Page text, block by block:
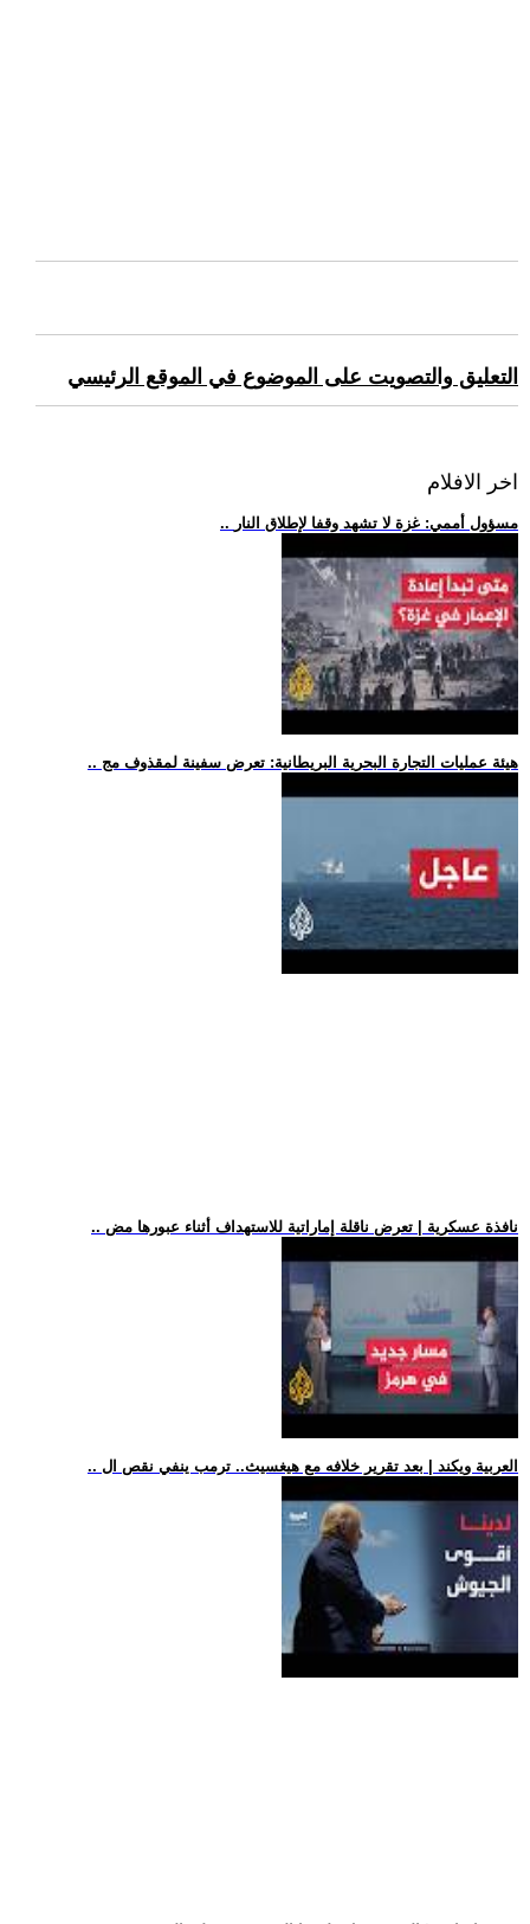
التعليق والتصويت على الموضوع في الموقع الرئيسي
اخر الافلام
.. مسؤول أممي: غزة لا تشهد وقفا لإطلاق النار
.. هيئة عمليات التجارة البحرية البريطانية: تعرض سفينة لمقذوف مج
.. نافذة عسكرية | تعرض ناقلة إماراتية للاستهداف أثناء عبورها مض
.. العربية ويكند | بعد تقرير خلافه مع هيغسيث.. ترمب ينفي نقص ال